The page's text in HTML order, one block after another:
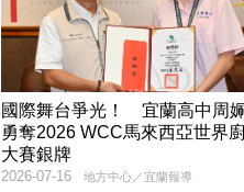
國際舞台爭光！ 宜蘭高中周
勇奪2026 WCC馬來西亞世界
大賽銀牌
地方中心／宜蘭報導
2026-07-16